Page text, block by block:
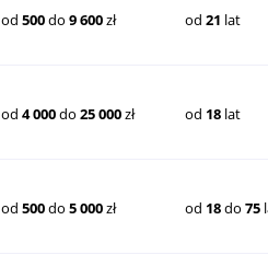
od500do9 600zł od 21 lat
od4 000do25 000zł od 18lat
od500do5 000zł od 18do 75